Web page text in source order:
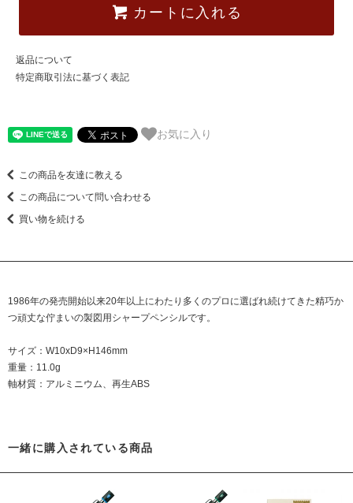
カートに入れる
返品について
特定商取引法に基づく表記
お気に入り
この商品を友達に教える
この商品について問い合わせる
買い物を続ける
1986年の発売開始以来20年以上にわたり多くのプロに選ばれ続けてきた精巧か
つ頑丈な佇まいの製図用シャープペンシルです。
サイズ：W10xD9×H146mm
重量：11.0g
軸材質：アルミニウム、再生ABS
一緒に購入されている商品